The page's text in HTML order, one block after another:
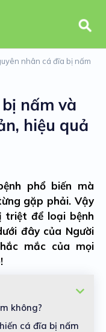
nhân cá đĩa bị nấm
nấm và
hiệu quả
phổ biến mà
gặp phải. Vậy
triệt để loại bệnh
đây của Người
mắc của mọi
không?
cá đĩa bị nấm